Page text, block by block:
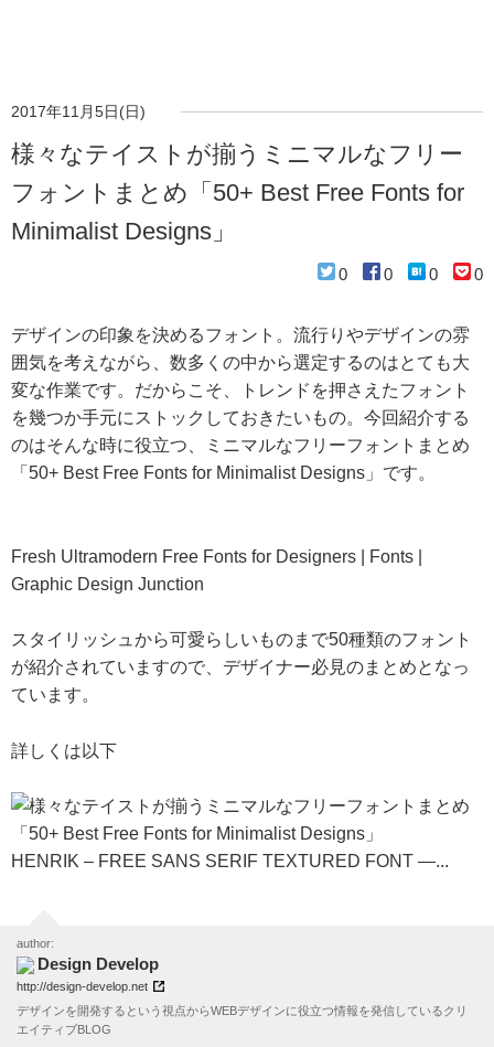
2017年11月5日(日)
様々なテイストが揃うミニマルなフリー
フォントまとめ「50+ Best Free Fonts for
Minimalist Designs」
0 0 0 0
デザインの印象を決めるフォント。流行りやデザインの雰
囲気を考えながら、数多くの中から選定するのはとても大
変な作業です。だからこそ、トレンドを押さえたフォント
を幾つか手元にストックしておきたいもの。今回紹介する
のはそんな時に役立つ、ミニマルなフリーフォントまとめ
「50+ Best Free Fonts for Minimalist Designs」です。
Fresh Ultramodern Free Fonts for Designers | Fonts |
Graphic Design Junction
スタイリッシュから可愛らしいものまで50種類のフォント
が紹介されていますので、デザイナー必見のまとめとなっ
ています。
詳しくは以下
HENRIK – FREE SANS SERIF TEXTURED FONT —...
author:
Design Develop
http://design-develop.net
デザインを開発するという視点からWEBデザインに役立つ情報を発信しているクリ
エイティブBLOG